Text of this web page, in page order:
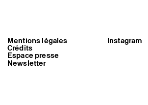
Vue de l’exposition Strangers in
the night, 2006, Galerie de la
Friche © Archives de Triangle-
Astérides
Instagram
Mentions légales
Crédits
Espace presse
Newsletter